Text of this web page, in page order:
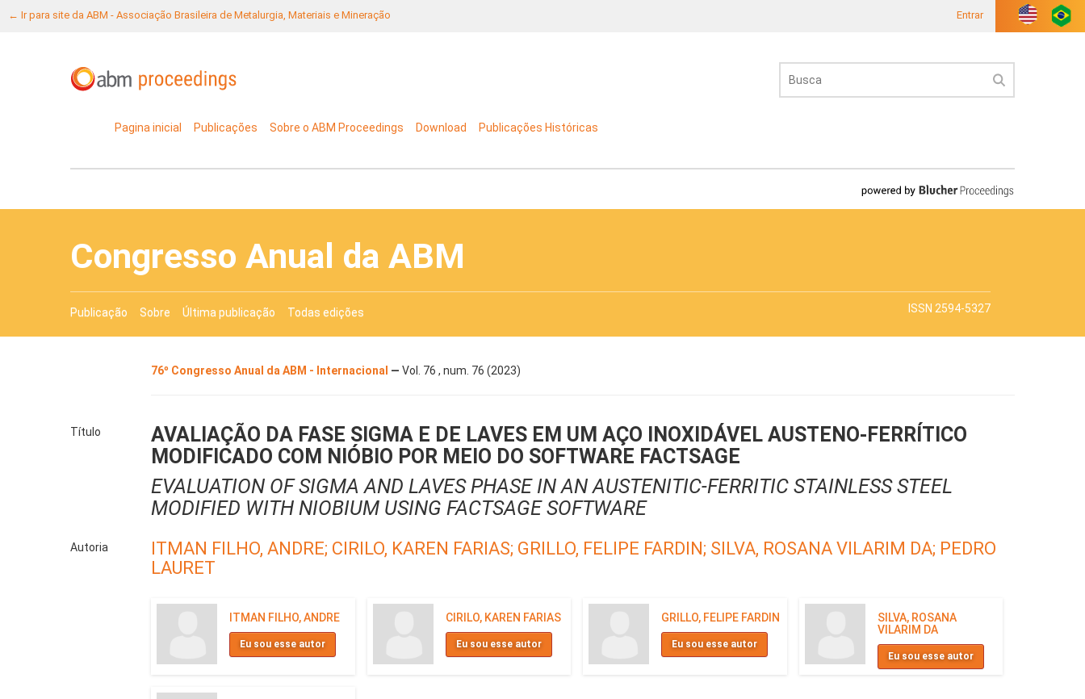
← Ir para site da ABM - Associação Brasileira de Metalurgia, Materiais e Mineração Entrar
Pagina inicial Publicações Sobre o ABM Proceedings Download Publicações Históricas
Congresso Anual da ABM
Publicação Sobre Última publicação Todas edições ISSN 2594-5327
76º Congresso Anual da ABM - Internacional — Vol. 76 , num. 76 (2023)
Título
AVALIAÇÃO DA FASE SIGMA E DE LAVES EM UM AÇO INOXIDÁVEL AUSTENO-FERRÍTICO
MODIFICADO COM NIÓBIO POR MEIO DO SOFTWARE FACTSAGE
EVALUATION OF SIGMA AND LAVES PHASE IN AN AUSTENITIC-FERRITIC STAINLESS STEEL
MODIFIED WITH NIOBIUM USING FACTSAGE SOFTWARE
Autoria ITMAN FILHO, ANDRE; CIRILO, KAREN FARIAS; GRILLO, FELIPE FARDIN; SILVA, ROSANA VILARIM DA; PEDRO
LAURET
ITMAN FILHO, ANDRE
Eu sou esse autor
CIRILO, KAREN FARIAS
Eu sou esse autor
GRILLO, FELIPE FARDIN
Eu sou esse autor
SILVA, ROSANA
VILARIM DA
Eu sou esse autor